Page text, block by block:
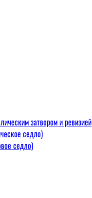
затвором и ревизией
седло)
седло)